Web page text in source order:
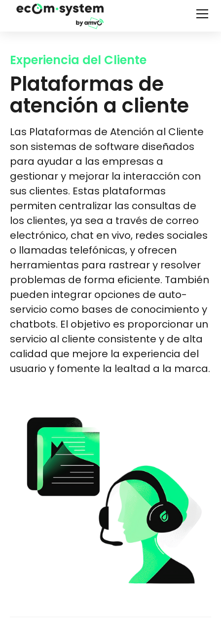
Experiencia del Cliente
Plataformas de
atención a cliente
Las Plataformas de Atención al Cliente
son sistemas de software diseñados
para ayudar a las empresas a
gestionar y mejorar la interacción con
sus clientes. Estas plataformas
permiten centralizar las consultas de
los clientes, ya sea a través de correo
electrónico, chat en vivo, redes sociales
o llamadas telefónicas, y ofrecen
herramientas para rastrear y resolver
problemas de forma eficiente. También
pueden integrar opciones de auto-
servicio como bases de conocimiento y
chatbots. El objetivo es proporcionar un
servicio al cliente consistente y de alta
calidad que mejore la experiencia del
usuario y fomente la lealtad a la marca.